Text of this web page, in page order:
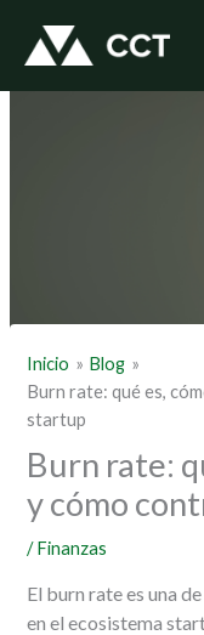
contenido
Inicio
Blog
Burn rate: qué es,
startup
Burn rate:
y cómo
/Finanzas
El burn rate es una
en el ecosistema